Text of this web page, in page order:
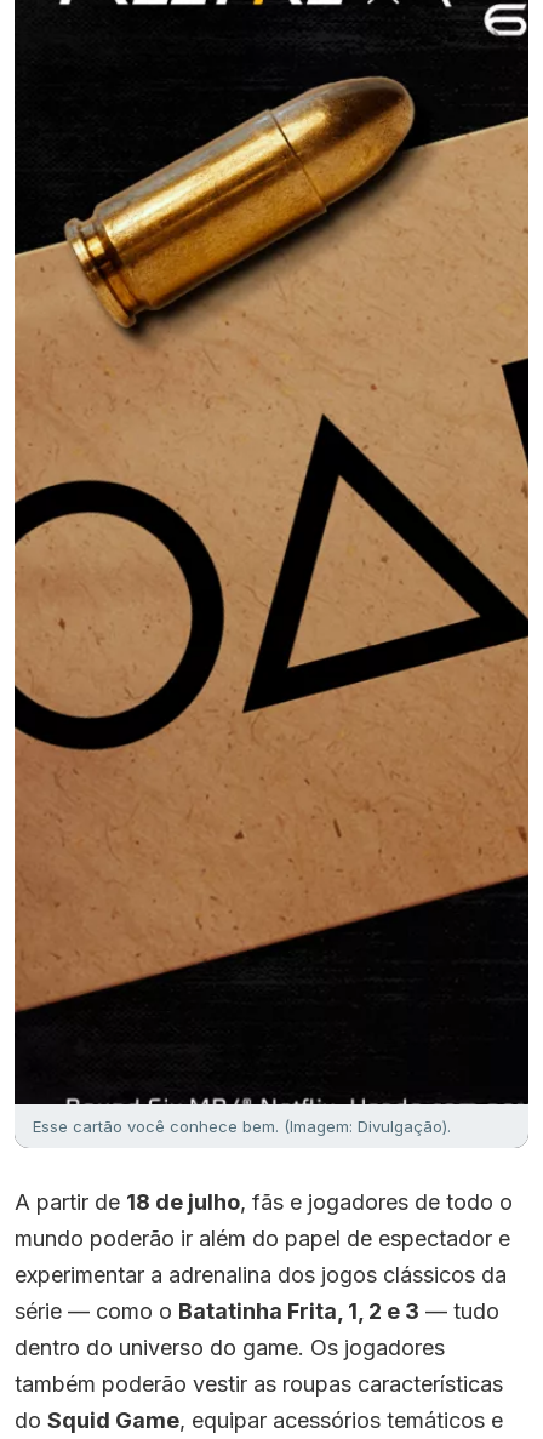
Esse cartão você conhece bem. (Imagem: Divulgação).
A partir de 18 de julho, fãs e jogadores de todo o
mundo poderão ir além do papel de espectador e
experimentar a adrenalina dos jogos clássicos da
série — como o Batatinha Frita, 1, 2 e 3 — tudo
dentro do universo do game. Os jogadores
também poderão vestir as roupas características
do Squid Game, equipar acessórios temáticos e